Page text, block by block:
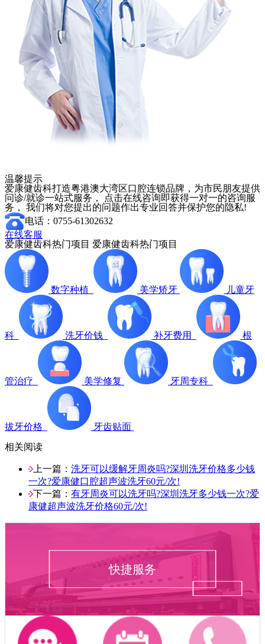
温馨提示
爱康健齿科打造粤港澳大湾区口腔连锁品牌，为市民朋友提供
问诊/就诊一站式服务， 点击在线咨询即获得一对一的咨询服
务， 我们将对您提出的问题作出专业回答并保护您的隐私!
电话：0755-61302632
在线客服
爱康健齿科热门项目 爱康健齿科热门项目
数字种植 美学矫牙 儿童牙
科 洗牙价钱 补牙费用 根
管治疗 美学修复 牙周专科
拔牙价格
牙齿贴面
相关阅读
上一篇： 洗牙可以缓解牙周炎吗?深圳洗牙价格多少钱
一次?爱康健口腔超声波洗牙60元/次!
下一篇： 有牙周炎可以洗牙吗?深圳洗牙多少钱一次?爱
康健超声波洗牙价格60元/次!
快捷服务